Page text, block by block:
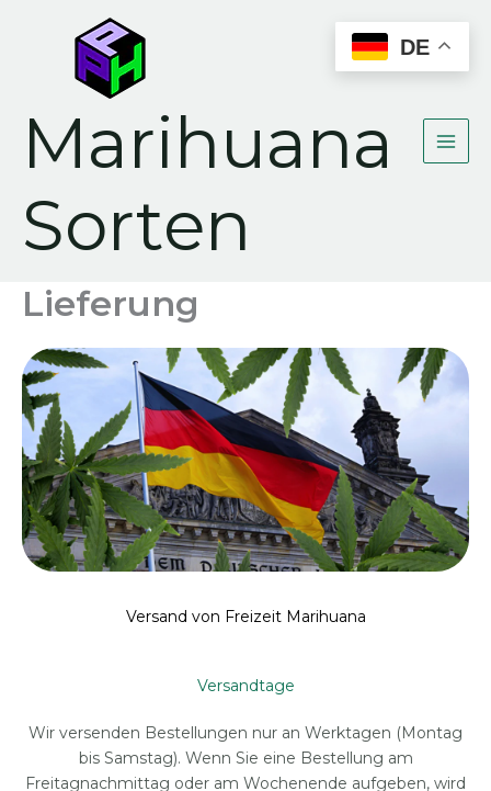
Marihuana
Sorten
Lieferung
Versand von Freizeit Marihuana
Versandtage
Wir versenden Bestellungen nur an Werktagen (Montag
bis Samstag). Wenn Sie eine Bestellung am
Freitagnachmittag oder am Wochenende aufgeben, wird
DE